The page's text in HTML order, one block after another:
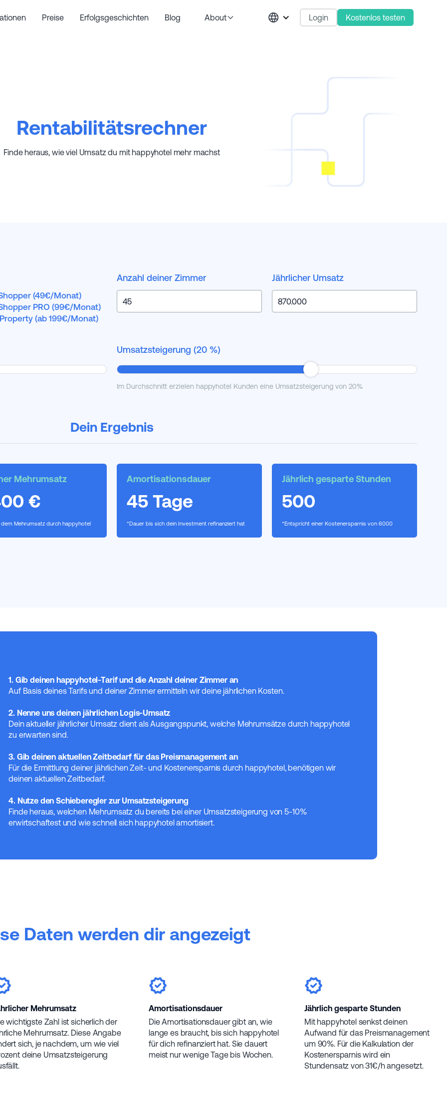
Preise Erfolgsgeschichten Blog About Login Kostenlos testen
Rentabilitätsrechner
Finde heraus, wie viel Umsatz du mit happyhotel mehr machst
(49€/Monat)
PRO (99€/Monat)
(ab 199€/Monat)
Anzahl deiner Zimmer Jährlicher Umsatz
Umsatzsteigerung (20 %)
Im Durchschnitt erzielen happyhotel Kunden eine Umsatzsteigerung von 20%
Dein Ergebnis
Mehrumsatz
€
Mehrumsatz durch happyhotel
Amortisationsdauer
45 Tage
*Dauer bis sich dein Investment refinanziert hat
Jährlich gesparte Stunden
500
*Entspricht einer Kostenersparnis von 6000
1. Gib deinen happyhotel-Tarif und die Anzahl deiner Zimmer an
Auf Basis deines Tarifs und deiner Zimmer ermitteln wir deine jährlichen Kosten.
2. Nenne uns deinen jährlichen Logis-Umsatz
Dein aktueller jährlicher Umsatz dient als Ausgangspunkt, welche Mehrumsätze durch happyhotel
zu erwarten sind.
3. Gib deinen aktuellen Zeitbedarf für das Preismanagement an
Für die Ermittlung deiner jährlichen Zeit- und Kostenersparnis durch happyhotel, benötigen wir
deinen aktuellen Zeitbedarf.
4. Nutze den Schieberegler zur Umsatzsteigerung
Finde heraus, welchen Mehrumsatz du bereits bei einer Umsatzsteigerung von 5-10%
erwirtschaftest und wie schnell sich happyhotel amortisiert.
Daten werden dir angezeigt
Mehrumsatz
wichtigste Zahl ist sicherlich der
Mehrumsatz. Diese Angabe
sich, je nachdem, um wie viel
deine Umsatzsteigerung
Amortisationsdauer
Die Amortisationsdauer gibt an, wie
lange es braucht, bis sich happyhotel
für dich refinanziert hat. Sie dauert
meist nur wenige Tage bis Wochen.
Jährlich gesparte Stunden
Mit happyhotel senkst deinen
Aufwand für das Preismanagement
um 90%. Für die Kalkulation der
Kostenersparnis wird ein
Stundensatz von 31€/h angesetzt.